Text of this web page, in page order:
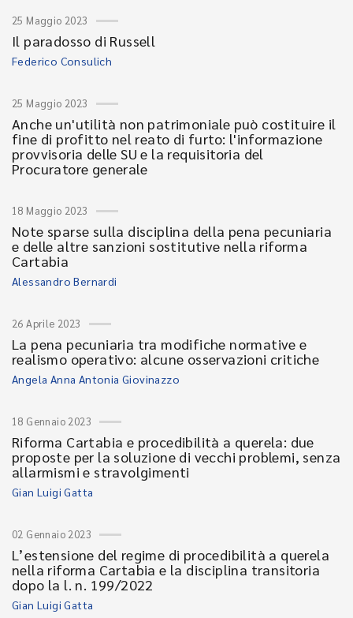
25 Maggio 2023
Il paradosso di Russell
Federico Consulich
25 Maggio 2023
Anche un'utilità non patrimoniale può costituire il
fine di profitto nel reato di furto: l'informazione
provvisoria delle SU e la requisitoria del
Procuratore generale
18 Maggio 2023
Note sparse sulla disciplina della pena pecuniaria
e delle altre sanzioni sostitutive nella riforma
Cartabia
Alessandro Bernardi
26 Aprile 2023
La pena pecuniaria tra modifiche normative e
realismo operativo: alcune osservazioni critiche
Angela Anna Antonia Giovinazzo
18 Gennaio 2023
Riforma Cartabia e procedibilità a querela: due
proposte per la soluzione di vecchi problemi, senza
allarmismi e stravolgimenti
Gian Luigi Gatta
02 Gennaio 2023
L’estensione del regime di procedibilità a querela
nella riforma Cartabia e la disciplina transitoria
dopo la l. n. 199/2022
Gian Luigi Gatta